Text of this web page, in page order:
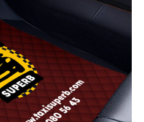
tiene
múltiples
variantes.
Las
opciones
se
pueden
elegir